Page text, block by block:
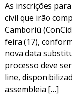
As inscrições
civil que irão
Camboriú
feira (17),
nova data
processo deve
line,
assembleia […]